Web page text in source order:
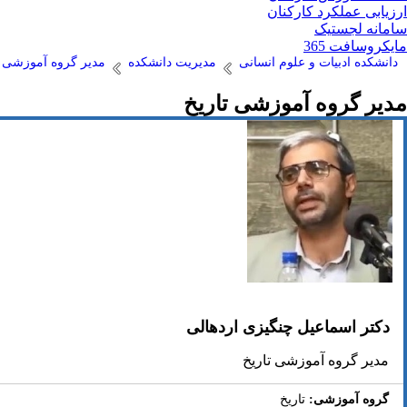
ارزیابی عملکرد کارکنان
سامانه لجستیک
مایکروسافت 365
دانشکده ادبیات و علوم انسانی مدیریت دانشکده مدیر گروه آموزشی
مدیر گروه آموزشی تاریخ
دکتر اسماعیل چنگیزی اردهالی
مدیر گروه آموزشی تاریخ
گروه آموزشی: تاریخ